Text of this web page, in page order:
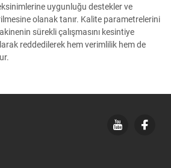
uygunluğu destekler ve
olanak tanır. Kalite parametrelerini
sürekli çalışmasını kesintiye
reddedilerek hem verimlilik hem de